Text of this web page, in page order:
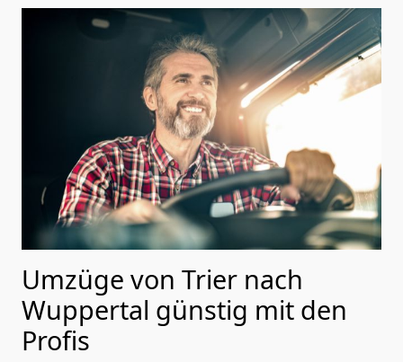
Umzüge von Trier nach
Wuppertal günstig mit den
Profis